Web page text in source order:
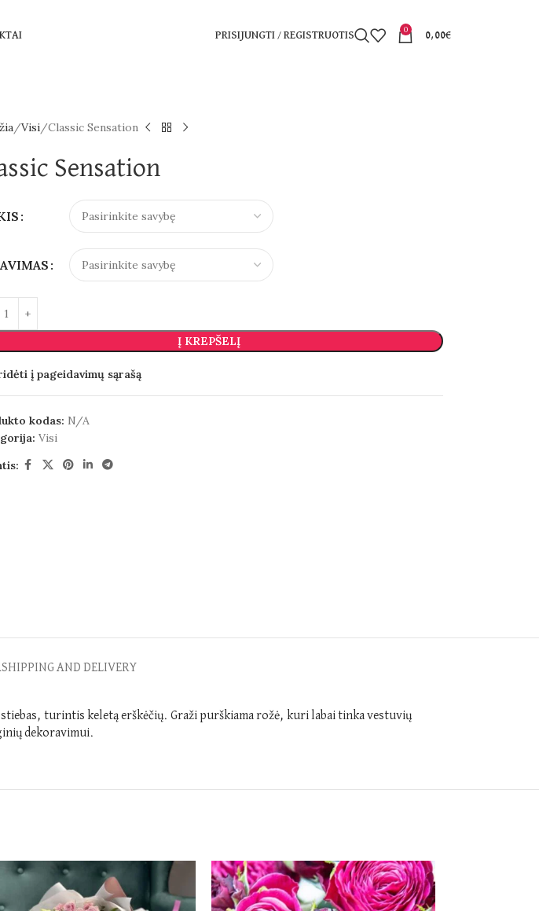
PRISIJUNGTI / REGISTRUOTIS
0
0,00€
Visi Classic Sensation
Sensation
Į KREPŠELĮ
į pageidavimų sąrašą
kodas: N/A
Visi
SHIPPING AND DELIVERY
turintis keletą erškėčių. Graži purškiama rožė, kuri labai tinka vestuvių
dekoravimui.